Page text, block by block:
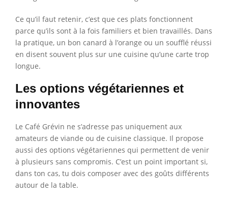
Ce qu’il faut retenir, c’est que ces plats fonctionnent
parce qu’ils sont à la fois familiers et bien travaillés. Dans
la pratique, un bon canard à l’orange ou un soufflé réussi
en disent souvent plus sur une cuisine qu’une carte trop
longue.
Les options végétariennes et
innovantes
Le Café Grévin ne s’adresse pas uniquement aux
amateurs de viande ou de cuisine classique. Il propose
aussi des options végétariennes qui permettent de venir
à plusieurs sans compromis. C’est un point important si,
dans ton cas, tu dois composer avec des goûts différents
autour de la table.